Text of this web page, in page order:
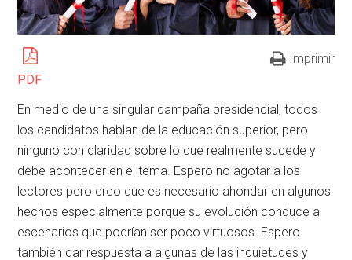
PDF
Imprimir
En medio de una singular campaña presidencial, todos
los candidatos hablan de la educación superior, pero
ninguno con claridad sobre lo que realmente sucede y
debe acontecer en el tema. Espero no agotar a los
lectores pero creo que es necesario ahondar en algunos
hechos especialmente porque su evolución conduce a
escenarios que podrían ser poco virtuosos. Espero
también dar respuesta a algunas de las inquietudes y